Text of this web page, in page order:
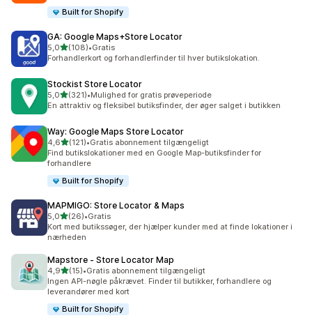
Built for Shopify
GA: Google Maps+Store Locator
5,0ud af 5 stjerner
(108)
108 anmeldelser i alt
•Gratis
Forhandlerkort og forhandlerfinder til hver butikslokation.
Stockist Store Locator
5,0ud af 5 stjerner
(321)
321 anmeldelser i alt
•Mulighed for gratis prøveperiode
En attraktiv og fleksibel butiksfinder, der øger salget i butikken
Way: Google Maps Store Locator
4,6ud af 5 stjerner
(121)
121 anmeldelser i alt
•Gratis abonnement tilgængeligt
Find butikslokationer med en Google Map-butiksfinder for
forhandlere
Built for Shopify
MAPMIGO: Store Locator & Maps
5,0ud af 5 stjerner
(26)
26 anmeldelser i alt
•Gratis
Kort med butikssøger, der hjælper kunder med at finde lokationer i
nærheden
Mapstore ‑ Store Locator Map
4,9ud af 5 stjerner
(15)
15 anmeldelser i alt
•Gratis abonnement tilgængeligt
Ingen API-nøgle påkrævet. Finder til butikker, forhandlere og
leverandører med kort
Built for Shopify